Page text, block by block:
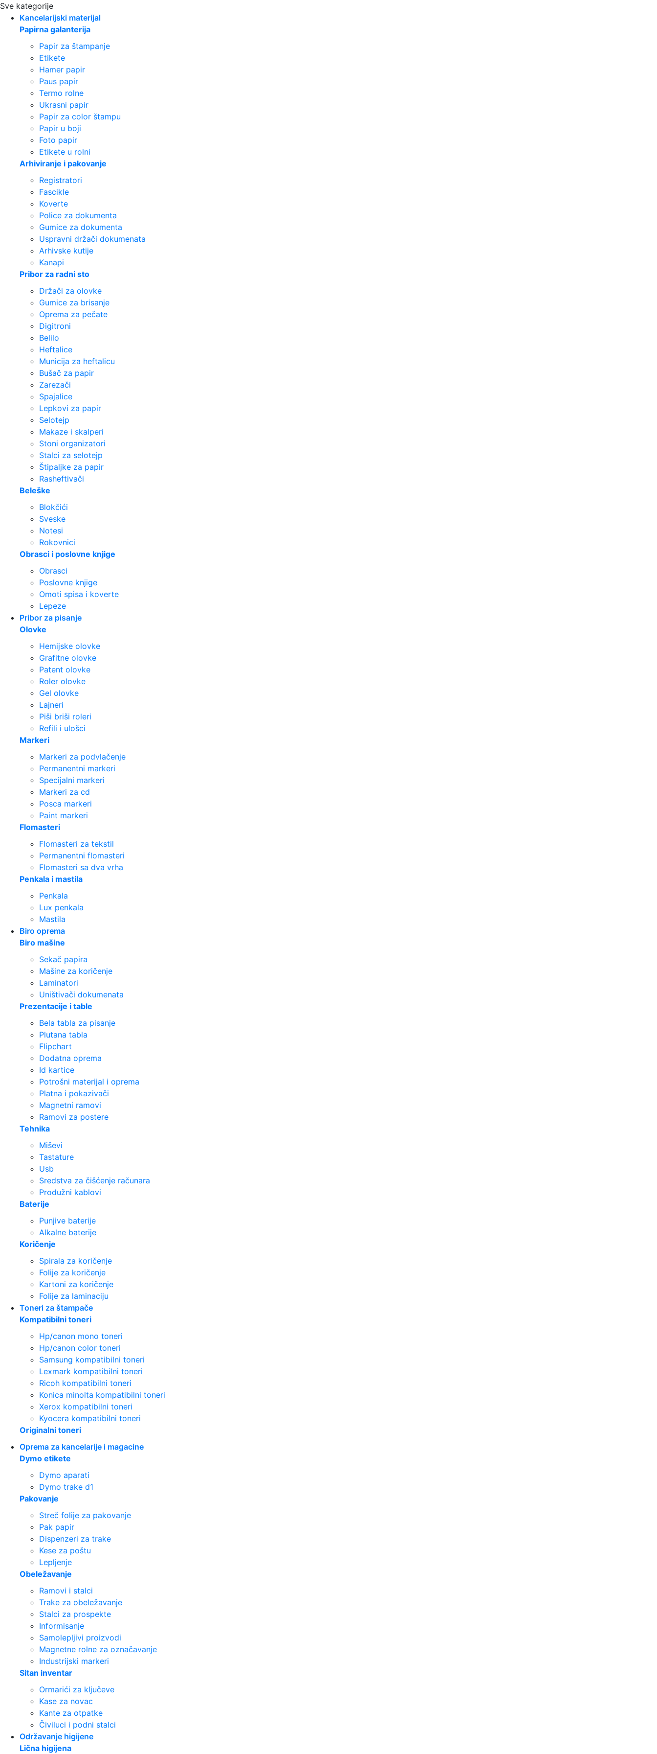
Sve kategorije
Kancelarijski materijal
Papirna galanterija
Papir za štampanje
Etikete
Hamer papir
Paus papir
Termo rolne
Ukrasni papir
Papir za color štampu
Papir u boji
Foto papir
Etikete u rolni
Arhiviranje i pakovanje
Registratori
Fascikle
Koverte
Police za dokumenta
Gumice za dokumenta
Uspravni držači dokumenata
Arhivske kutije
Kanapi
Pribor za radni sto
Držači za olovke
Gumice za brisanje
Oprema za pečate
Digitroni
Belilo
Heftalice
Municija za heftalicu
Bušač za papir
Zarezači
Spajalice
Lepkovi za papir
Selotejp
Makaze i skalperi
Stoni organizatori
Stalci za selotejp
Štipaljke za papir
Rasheftivači
Beleške
Blokčići
Sveske
Notesi
Rokovnici
Obrasci i poslovne knjige
Obrasci
Poslovne knjige
Omoti spisa i koverte
Lepeze
Pribor za pisanje
Olovke
Hemijske olovke
Grafitne olovke
Patent olovke
Roler olovke
Gel olovke
Lajneri
Piši briši roleri
Refili i ulošci
Markeri
Markeri za podvlačenje
Permanentni markeri
Specijalni markeri
Markeri za cd
Posca markeri
Paint markeri
Flomasteri
Flomasteri za tekstil
Permanentni flomasteri
Flomasteri sa dva vrha
Penkala i mastila
Penkala
Lux penkala
Mastila
Biro oprema
Biro mašine
Sekač papira
Mašine za koričenje
Laminatori
Uništivači dokumenata
Prezentacije i table
Bela tabla za pisanje
Plutana tabla
Flipchart
Dodatna oprema
Id kartice
Potrošni materijal i oprema
Platna i pokazivači
Magnetni ramovi
Ramovi za postere
Tehnika
Miševi
Tastature
Usb
Sredstva za čišćenje računara
Produžni kablovi
Baterije
Punjive baterije
Alkalne baterije
Koričenje
Spirala za koričenje
Folije za koričenje
Kartoni za koričenje
Folije za laminaciju
Toneri za štampače
Kompatibilni toneri
Hp/canon mono toneri
Hp/canon color toneri
Samsung kompatibilni toneri
Lexmark kompatibilni toneri
Ricoh kompatibilni toneri
Konica minolta kompatibilni toneri
Xerox kompatibilni toneri
Kyocera kompatibilni toneri
Originalni toneri
Oprema za kancelarije i magacine
Dymo etikete
Dymo aparati
Dymo trake d1
Pakovanje
Streč folije za pakovanje
Pak papir
Dispenzeri za trake
Kese za poštu
Lepljenje
Obeležavanje
Ramovi i stalci
Trake za obeležavanje
Stalci za prospekte
Informisanje
Samolepljivi proizvodi
Magnetne rolne za označavanje
Industrijski markeri
Sitan inventar
Ormarići za ključeve
Kase za novac
Kante za otpatke
Čiviluci i podni stalci
Održavanje higijene
Lična higijena